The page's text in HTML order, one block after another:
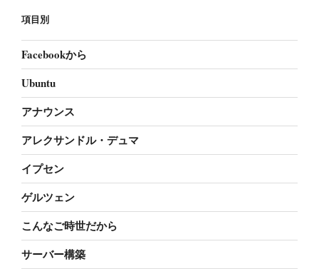
項目別
Facebookから
Ubuntu
アナウンス
アレクサンドル・デュマ
イプセン
ゲルツェン
こんなご時世だから
サーバー構築